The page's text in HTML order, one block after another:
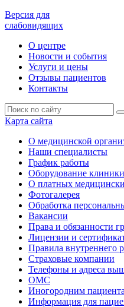
Версия для
слабовидящих
О центре
Новости и события
Услуги и цены
Отзывы пациентов
Контакты
Карта сайта
О медицинской
Наши специалисты
График работы
Оборудование клиники
О платных
Фотогалерея
Обработка
Вакансии
Права и обязанности
Лицензии и
Правила внутреннего
Страховые компании
Телефоны и адреса
ОМС
Иногородним
Информация для